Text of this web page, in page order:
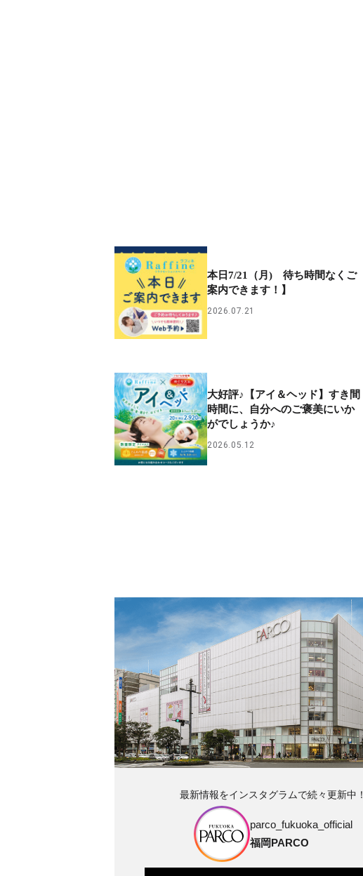
本日7/21（月) 待ち時間なくご
案内できます！】
2026.07.21
大好評♪【アイ＆ヘッド】すき間
時間に、自分へのご褒美にいか
がでしょうか♪
2026.05.12
最新情報をインスタグラムで続々更新中！
parco_fukuoka_official
福岡PARCO